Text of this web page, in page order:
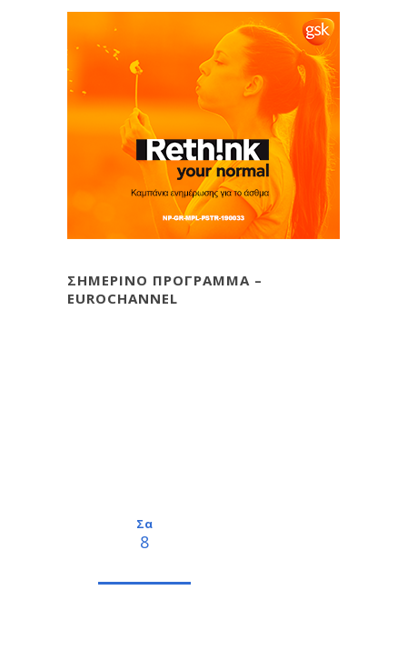
ΣΗΜΕΡΙΝΟ ΠΡΟΓΡΑΜΜΑ –
EUROCHANNEL
Σα
8